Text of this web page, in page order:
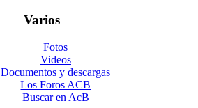
Varios
Fotos
Videos
Documentos y descargas
Los Foros ACB
Buscar en AcB